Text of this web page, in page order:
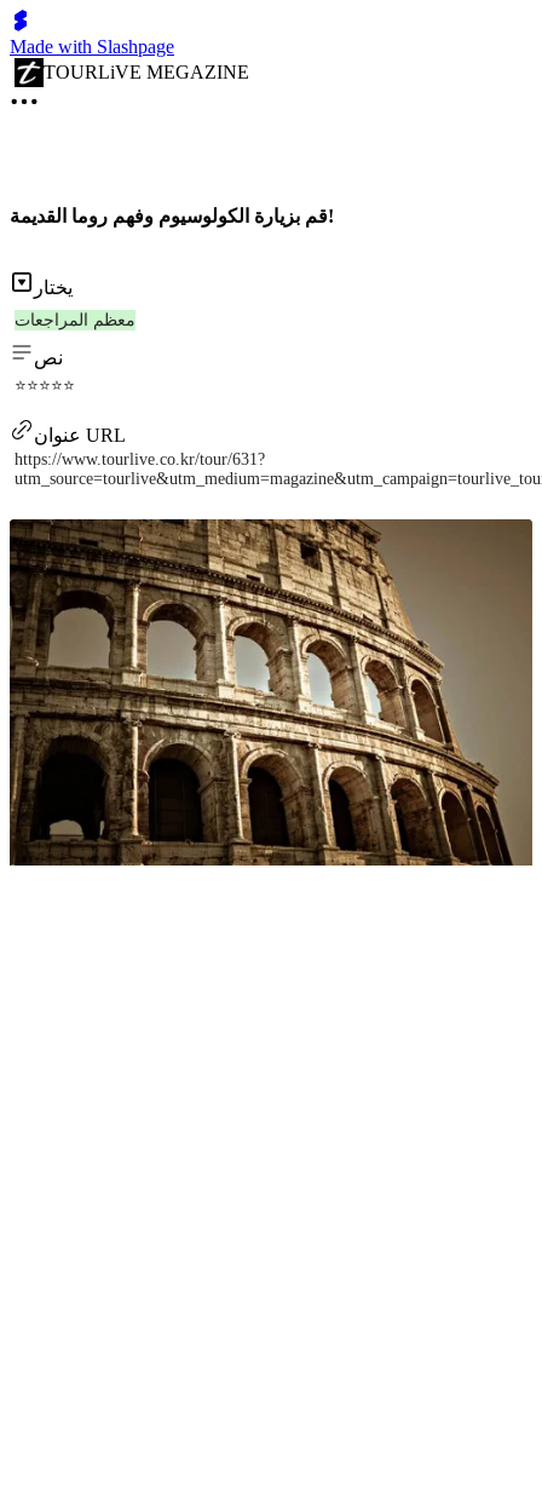
Made with Slashpage
TOURLiVE MEGAZINE
قم بزيارة الكولوسيوم وفهم روما القديمة!
يختار
معظم المراجعات
نص
⭐⭐⭐⭐⭐
عنوان URL
https://www.tourlive.co.kr/tour/631?